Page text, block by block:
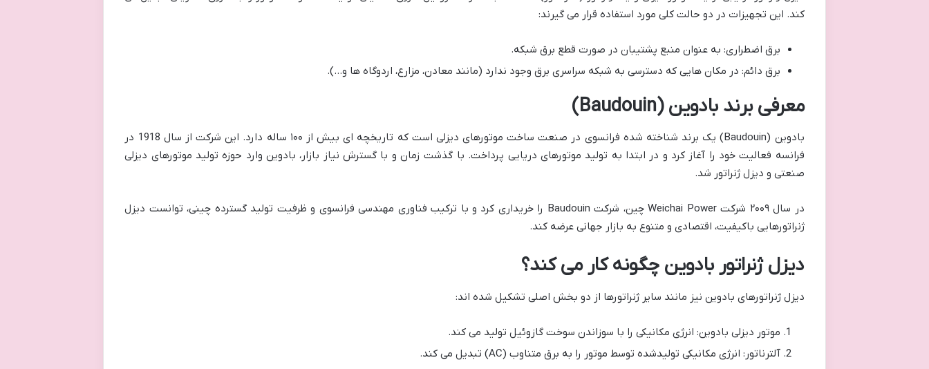
کند. این تجهیزات در دو حالت کلی مورد استفاده قرار می گیرند:
برق اضطراری: به عنوان منبع پشتیبان در صورت قطع برق شبکه.
برق دائم: در مکان هایی که دسترسی به شبکه سراسری برق وجود ندارد (مانند معادن، مزارع، اردوگاه ها و…).
معرفی برند بادوین (Baudouin)
بادوین (Baudouin) یک برند شناخته شده فرانسوی در صنعت ساخت موتورهای دیزلی است که تاریخچه ای بیش از ۱۰۰ ساله دارد. این شرکت از سال 1918 در
فرانسه فعالیت خود را آغاز کرد و در ابتدا به تولید موتورهای دریایی پرداخت. با گذشت زمان و با گسترش نیاز بازار، بادوین وارد حوزه تولید موتورهای دیزلی
صنعتی و دیزل ژنراتور شد.
در سال ۲۰۰۹ شرکت Weichai Power چین، شرکت Baudouin را خریداری کرد و با ترکیب فناوری مهندسی فرانسوی و ظرفیت تولید گسترده چینی، توانست دیزل
ژنراتورهایی باکیفیت، اقتصادی و متنوع به بازار جهانی عرضه کند.
دیزل ژنراتور بادوین چگونه کار می کند؟
دیزل ژنراتورهای بادوین نیز مانند سایر ژنراتورها از دو بخش اصلی تشکیل شده اند:
موتور دیزلی بادوین: انرژی مکانیکی را با سوزاندن سوخت گازوئیل تولید می کند.
آلترناتور: انرژی مکانیکی تولیدشده توسط موتور را به برق متناوب (AC) تبدیل می کند.